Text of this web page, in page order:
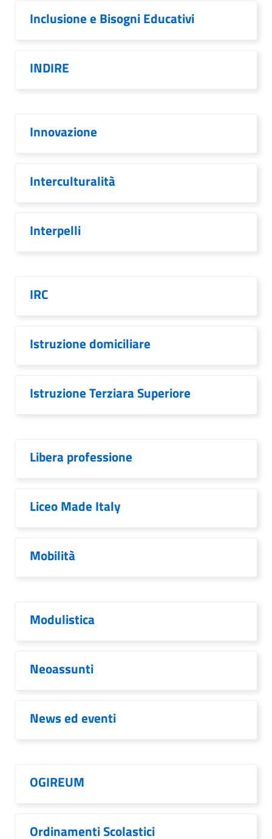
Inclusione e Bisogni Educativi
INDIRE
Innovazione
Interculturalità
Interpelli
IRC
Istruzione domiciliare
Istruzione Terziara Superiore
Libera professione
Liceo Made Italy
Mobilità
Modulistica
Neoassunti
News ed eventi
OGIREUM
Ordinamenti Scolastici